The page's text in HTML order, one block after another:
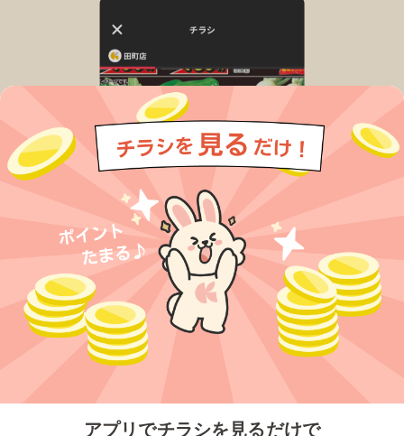
アプリでチラシを見るだけで